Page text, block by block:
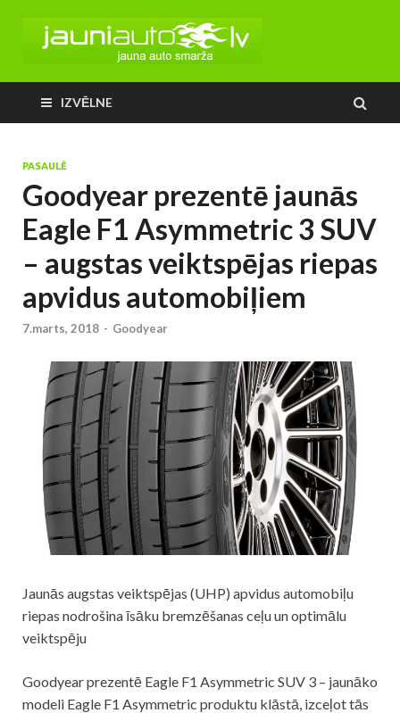
IZVĒLNE
PASAULĒ
Goodyear prezentē jaunās
Eagle F1 Asymmetric 3 SUV
– augstas veiktspējas riepas
apvidus automobiļiem
7.marts, 2018 - Goodyear
Jaunās augstas veiktspējas (UHP) apvidus automobiļu
riepas nodrošina īsāku bremzēšanas ceļu un optimālu
veiktspēju
Goodyear prezentē Eagle F1 Asymmetric SUV 3 – jaunāko
modeli Eagle F1 Asymmetric produktu klāstā, izceļot tās